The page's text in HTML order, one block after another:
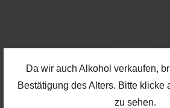
Da wir auch Alkohol verkaufen,
Bestätigung des Alters. Bitte klicke
zu sehen.
INFOS